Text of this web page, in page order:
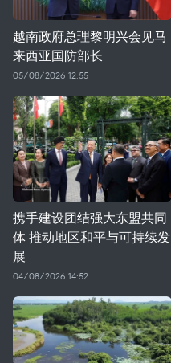
越南政府总理黎明兴会见马
来西亚国防部长
05/08/2026 12:55
携手建设团结强大东盟共同
体 推动地区和平与可持续发
展
04/08/2026 14:52